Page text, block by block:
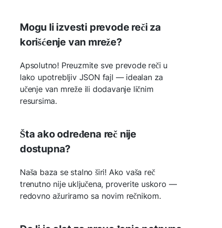
Mogu li izvesti prevode reči za
korišćenje van mreže?
Apsolutno! Preuzmite sve prevode reči u
lako upotrebljiv JSON fajl — idealan za
učenje van mreže ili dodavanje ličnim
resursima.
Šta ako određena reč nije
dostupna?
Naša baza se stalno širi! Ako vaša reč
trenutno nije uključena, proverite uskoro —
redovno ažuriramo sa novim rečnikom.